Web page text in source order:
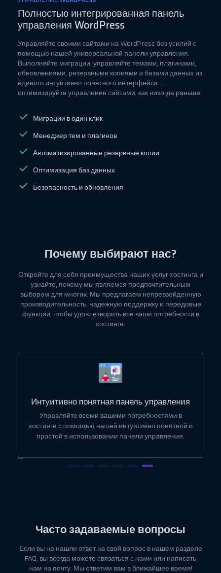
Полностью интегрированная панель
управления WordPress
Управляйте своими сайтами на WordPress без усилий с
помощью нашей универсальной панели управления.
Выполняйте миграции, управляйте темами, плагинами,
обновлениями, резервными копиями и базами данных из
единого интуитивно понятного интерфейса —
оптимизируйте управление сайтами, как никогда раньше.
Миграции в один клик
Менеджер тем и плагинов
Автоматизированные резервные копии
Оптимизация баз данных
Безопасность и обновления
Почему выбирают нас?
Откройте для себя преимущества наших услуг хостинга и
узнайте, почему мы являемся предпочтительным
выбором для многих. Мы предлагаем непревзойденную
производительность, надежную поддержку и передовые
функции, чтобы удовлетворить все ваши потребности в
хостинге.
Интуитивно понятная панель управления
Управляйте всеми вашими потребностями в
хостинге с помощью нашей интуитивно понятной и
простой в использовании панели управления.
Часто задаваемые вопросы
Если вы не нашли ответ на свой вопрос в нашем разделе
FAQ, вы всегда можете связаться с нами или написать
нам на почту. Мы ответим вам в ближайшее время!